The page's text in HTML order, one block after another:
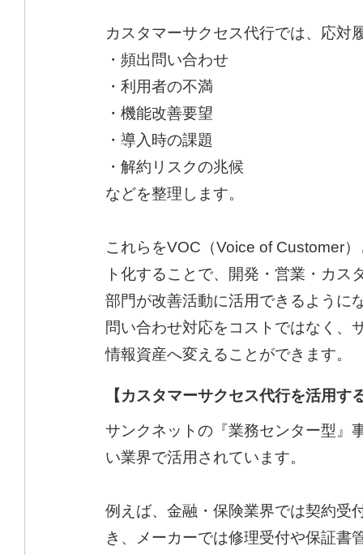
カスタマーサクセス代行では、応対
・頻出問い合わせ
・利用者の不満
・機能改善要望
・導入時の課題
・解約リスクの兆候
などを整理します。
これらをVOC（Voice of Customer
ト化することで、開発・営業・カス
部門が改善活動に活用できるように
問い合わせ対応をコストではなく、
情報資産へ変えることができます。
【カスタマーサクセス代行を活用す
サンクネットの『業務センター型』
い業界で活用されています。
例えば、金融・保険業界では契約受
き、メーカーでは修理受付や保証書